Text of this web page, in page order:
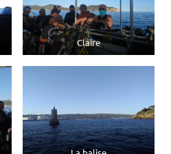
Claire